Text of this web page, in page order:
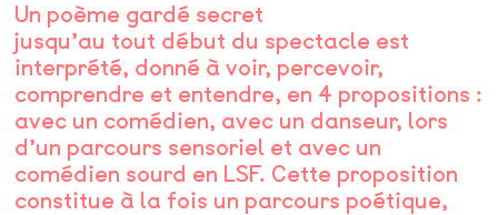
Un poème gardé secret
jusqu’au tout début du spectacle est
interprété, donné à voir, percevoir,
comprendre et entendre, en 4 propositions :
avec un comédien, avec un danseur, lors
d’un parcours sensoriel et avec un
comédien sourd en LSF. Cette proposition
constitue à la fois un parcours poétique,